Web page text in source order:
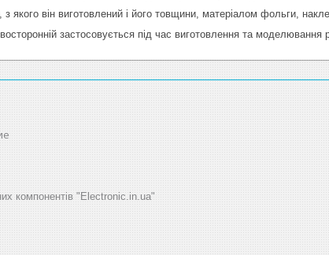
з якого він виготовлений і його товщини, матеріалом фольги,
застосовується під час виготовлення та моделювання
компонентів "Electronic.in.ua"